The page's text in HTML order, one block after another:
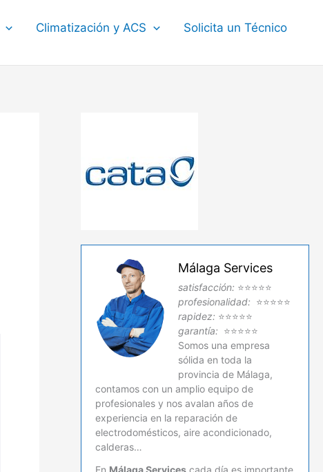
Climatización y ACS Solicita un Técnico
Málaga Services
satisfacción: ⭐⭐⭐⭐⭐
profesionalidad: ⭐⭐⭐⭐⭐
rapidez: ⭐⭐⭐⭐⭐
garantía: ⭐⭐⭐⭐⭐
Somos una empresa
sólida en toda la
provincia de Málaga,
contamos con un amplio equipo de
profesionales y nos avalan años de
experiencia en la reparación de
electrodomésticos, aire acondicionado,
calderas…